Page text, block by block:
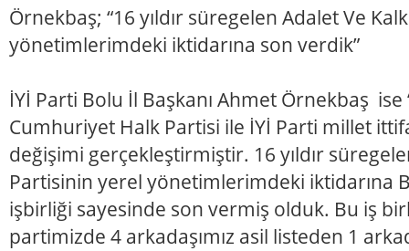
Örnekbaş; “16 yıldır süregelen Adalet Ve
yönetimlerimdeki iktidarına son verdik”
İYİ Parti Bolu İl Başkanı Ahmet Örnekbaş
Cumhuriyet Halk Partisi ile İYİ Parti millet
değişimi gerçekleştirmiştir. 16 yıldır
Partisinin yerel yönetimlerimdeki iktidarına
işbirliği sayesinde son vermiş olduk. Bu iş
partimizde 4 arkadaşımız asil listeden 1